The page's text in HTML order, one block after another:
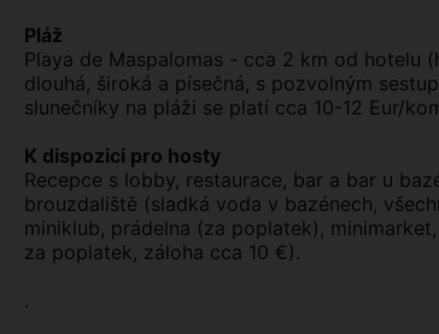
Pláž
Playa de Maspalomas - cca 2 km od hotelu
dlouhá, široká a písečná, s pozvolným
slunečníky na pláži se platí cca 10-12 Eur/
K dispozici pro hosty
Recepce s lobby, restaurace, bar a bar u
brouzdaliště (sladká voda v bazénech,
miniklub, prádelna (za poplatek),
za poplatek, záloha cca 10 €).
.